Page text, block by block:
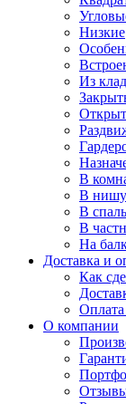
Низкие
Из
В
В нишу
В
В
На
Доставка и
Как
Оплата
О компании